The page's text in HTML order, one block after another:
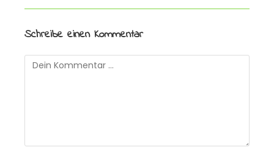
Schreibe einen Kommentar